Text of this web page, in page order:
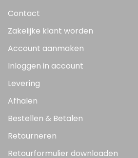
Contact
Zakelijke klant worden
Account aanmaken
Inloggen in account
Levering
Afhalen
Bestellen & Betalen
Retourneren
Retourformulier downloaden